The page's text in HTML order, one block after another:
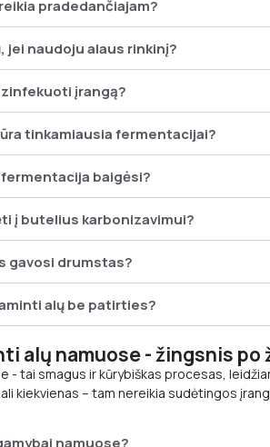
pradedančiajam?
jei naudoju alaus rinkinį?
įrangą?
tinkamiausia fermentacijai?
baigėsi?
į butelius karbonizavimui?
gavosi drumstas?
alų be patirties?
alų namuose - žingsnis po
- tai smagus ir kūrybiškas procesas,
kiekvienas – tam nereikia sudėtingos